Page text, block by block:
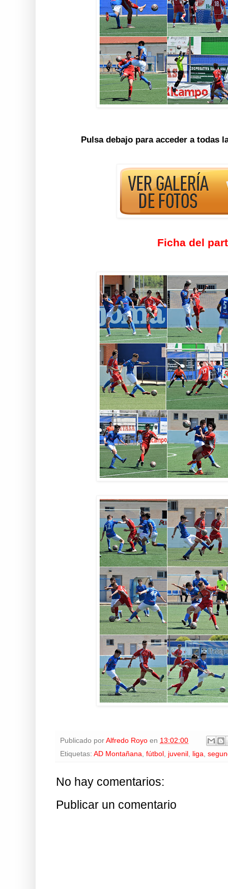
Pulsa debajo para acceder a todas
Ficha del
Publicado por Alfredo Royo en 13:02:00
Etiquetas: AD Montañana, fútbol , juvenil , liga,
No hay comentarios:
Publicar un comentario